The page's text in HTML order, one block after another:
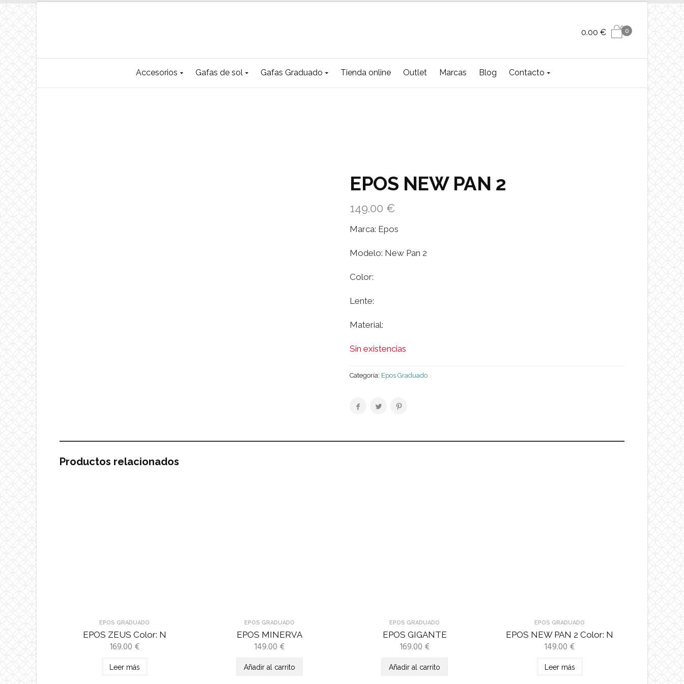
0
0.00 €
Accesorios Gafas de sol Gafas Graduado Tienda online Outlet Marcas Blog Contacto
EPOS NEW PAN 2
149.00 €
Marca: Epos
Modelo: New Pan 2
Color:
Lente:
Material:
Sin existencias
Categoría: Epos Graduado
Productos relacionados
EPOS GRADUADO
EPOS ZEUS Color: N
169.00 €
Leer más
EPOS GRADUADO
EPOS MINERVA
149.00 €
Añadir al carrito
EPOS GRADUADO
EPOS GIGANTE
169.00 €
Añadir al carrito
EPOS GRADUADO
EPOS NEW PAN 2 Color: N
149.00 €
Leer más